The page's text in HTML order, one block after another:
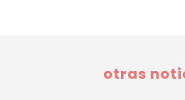
otras